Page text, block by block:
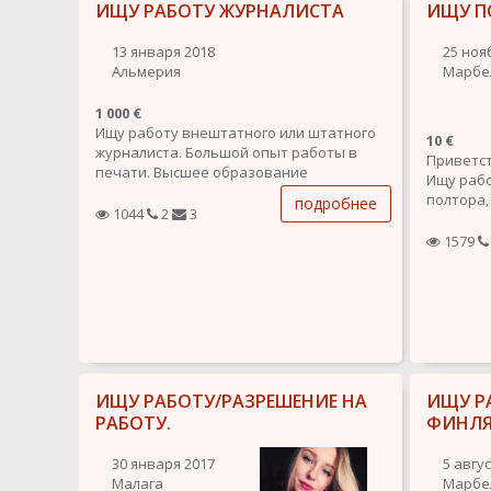
- Большой опыт в digital-маркетинге
ИЩУ РАБОТУ ЖУРНАЛИСТА
13 января 2018
Альмерия
1 000 €
Ищу работу внештатного или штатного
журналиста. Большой опыт работы в
печати. Высшее образование
журналист-филолог. Мобильная,
активная, готовая много работать и
1044 2 3 подробнее
ИЩУ
25
10 €
Ищу
1579
ИЩУ РАБОТУ/РАЗРЕШЕНИЕ НА
РАБОТУ.
30 января 2017
Малага
ИЩУ
5